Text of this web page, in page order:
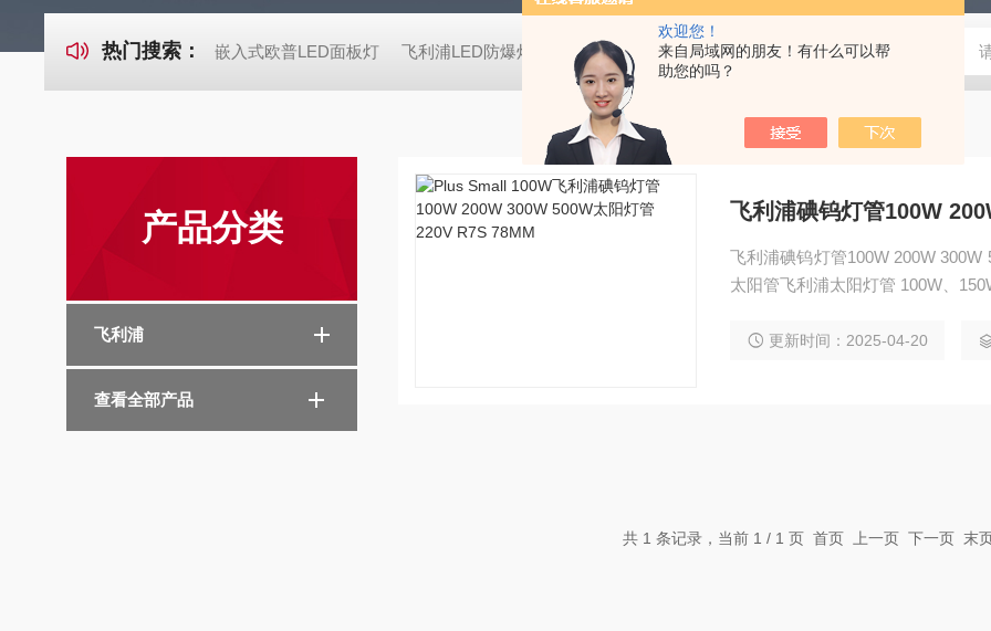
欢迎您！
来自局域网的朋友！有什么可以帮
助您的吗？
热门搜索： 嵌入式欧普LED面板灯 飞利浦LED防爆灯 欧司朗LED天棚灯 飞利浦工矿灯 消防应急雷士双头应
产品分类
飞利浦
查看全部产品
飞利浦碘钨灯管100W 200W
太阳管飞利浦太阳灯管 100W、
更新时间：2025-04-20
共 1 条记录，当前 1 / 1 页 首页 上一页 下一页 末